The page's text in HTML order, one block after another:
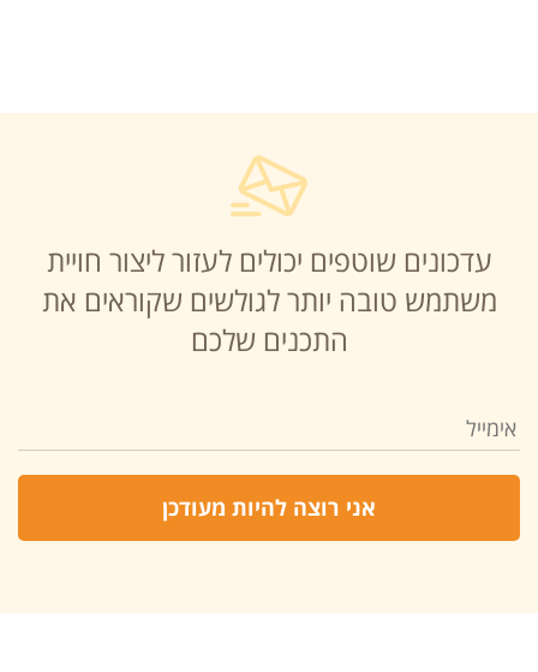
עדכונים שוטפים יכולים לעזור ליצור חויית
משתמש טובה יותר לגולשים שקוראים את
התכנים שלכם